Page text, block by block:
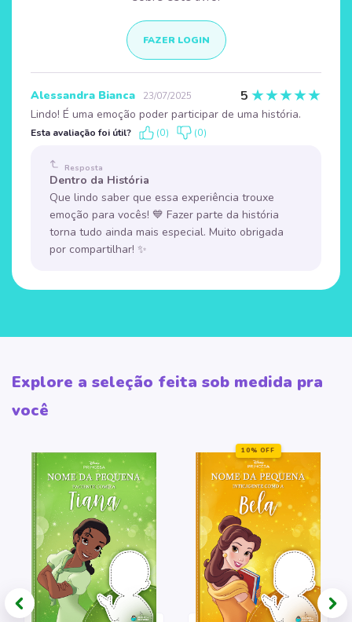
FAZER LOGIN
Alessandra Bianca 23/07/2025 5 ★★★★★
Lindo! É uma emoção poder participar de uma história.
Esta avaliação foi útil? (0) (0)
Resposta
Dentro da História
Que lindo saber que essa experiência trouxe
emoção para vocês! 💙 Fazer parte da história
torna tudo ainda mais especial. Muito obrigada
por compartilhar! ✨
Explore a seleção feita sob medida pra
você
10% OFF